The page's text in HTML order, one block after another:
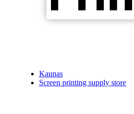
Kaunas
Screen printing supply store